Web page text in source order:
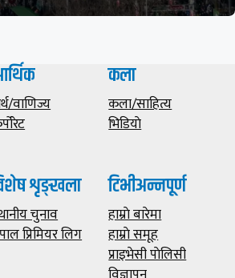
वाणिज्य
कला
कला/साहित्य
भिडियाे
शृङ्खला
चुनाव
प्रिमियर लिग
टिभीअन्नपूर्ण
हाम्राे बारेमा
हाम्राे समूह
प्राइभेसी पाेलिसी